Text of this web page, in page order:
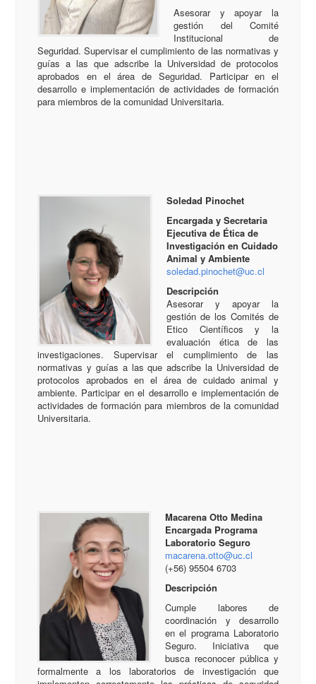
Asesorar y apoyar la
gestión del Comité
Institucional de
Seguridad. Supervisar el cumplimiento de las normativas y
guías a las que adscribe la Universidad de protocolos
aprobados en el área de Seguridad. Participar en el
desarrollo e implementación de actividades de formación
para miembros de la comunidad Universitaria.
Soledad Pinochet
Encargada y Secretaria
Ejecutiva de Ética de
Investigación en Cuidado
Animal y Ambiente
soledad.pinochet@uc.cl
Descripción
Asesorar y apoyar la
gestión de los Comités de
Etico Científicos y la
evaluación ética de las
investigaciones. Supervisar el cumplimiento de las
normativas y guías a las que adscribe la Universidad de
protocolos aprobados en el área de cuidado animal y
ambiente. Participar en el desarrollo e implementación de
actividades de formación para miembros de la comunidad
Universitaria.
Macarena Otto Medina
Encargada Programa
Laboratorio Seguro
macarena.otto@uc.cl
(+56) 95504 6703
Descripción
Cumple labores de
coordinación y desarrollo
en el programa Laboratorio
Seguro. Iniciativa que
busca reconocer pública y
formalmente a los laboratorios de investigación que